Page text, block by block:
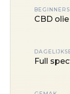
BEGINNERS
CBD olie
Full